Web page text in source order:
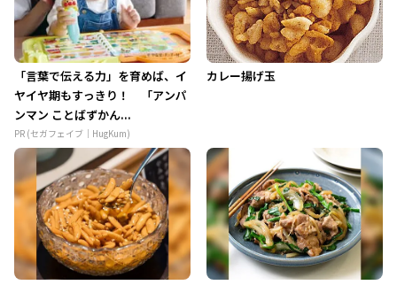
「言葉で伝える力」を育めば、イ
ヤイヤ期もすっきり！ 「アンパ
ンマン ことばずかん...
PR (セガフェイブ｜HugKum)
カレー揚げ玉